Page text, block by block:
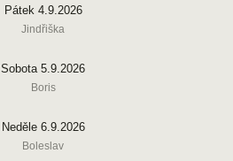
Pátek 4.9.2026
Jindřiška
Sobota 5.9.2026
Boris
Neděle 6.9.2026
Boleslav